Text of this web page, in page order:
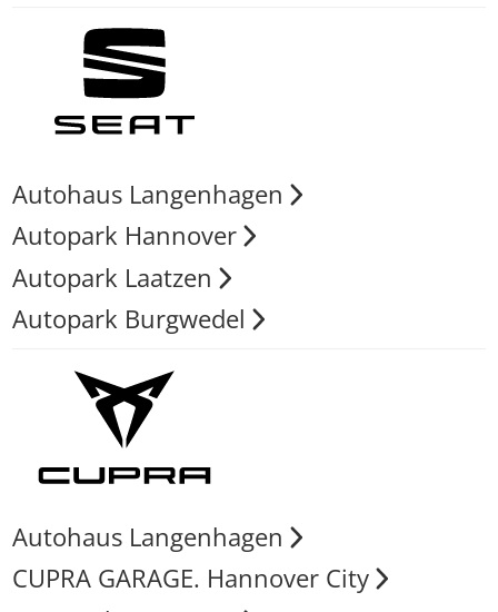
Autohaus Langenhagen
Autopark Hannover
Autopark Laatzen
Autopark Burgwedel
Autohaus Langenhagen
CUPRA GARAGE. Hannover City